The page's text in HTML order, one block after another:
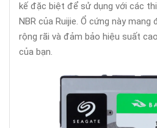
kế đặc biệt để sử dụng với các
NBR của Ruijie. Ổ cứng này
rộng rãi và đảm bảo hiệu suất
của bạn.